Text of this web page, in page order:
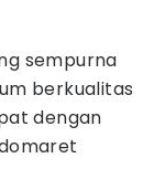
sempurna
berkualitas
dengan